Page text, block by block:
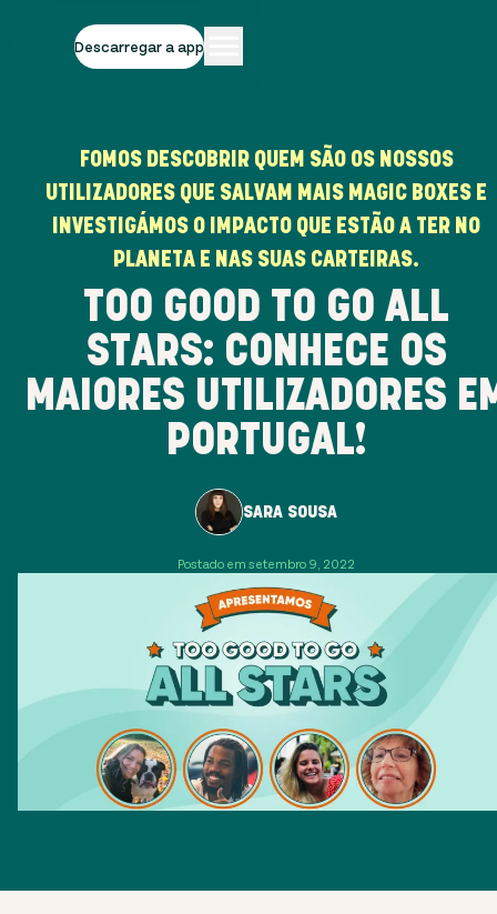
Descarregar a app
FOMOS DESCOBRIR QUEM SÃO OS NOSSOS
UTILIZADORES QUE SALVAM MAIS MAGIC BOXES E
INVESTIGÁMOS O IMPACTO QUE ESTÃO A TER NO
PLANETA E NAS SUAS CARTEIRAS.
TOO GOOD TO GO ALL
STARS: CONHECE OS
MAIORES UTILIZADORES
PORTUGAL!
SARA SOUSA
Postado em setembro 9, 2022